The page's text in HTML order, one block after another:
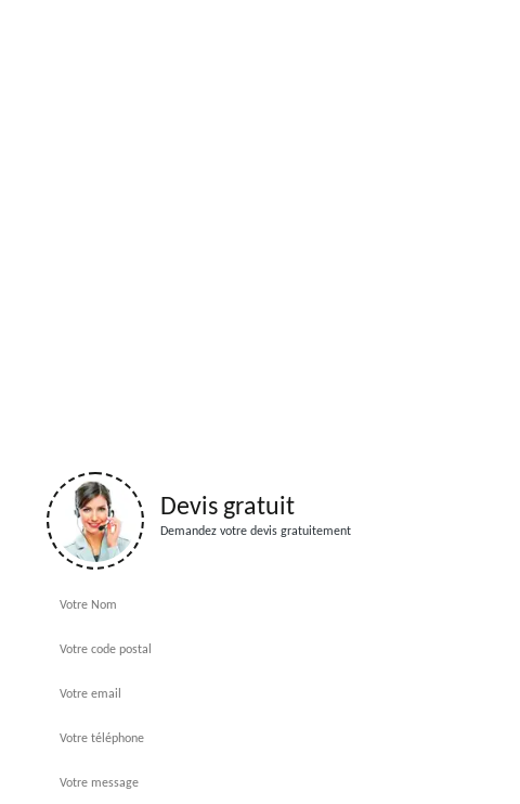
Devis gratuit
Demandez votre devis gratuitement